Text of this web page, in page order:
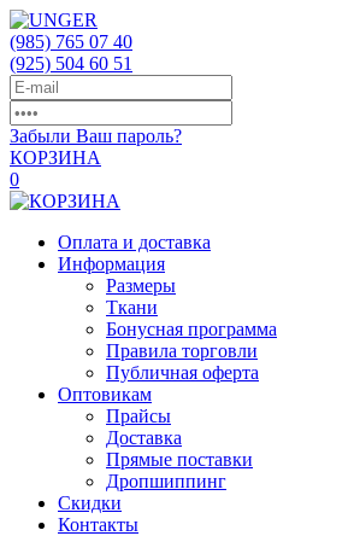
(985) 765 07 40
(925) 504 60 51
Забыли Ваш пароль?
КОРЗИНА
0
Оплата и доставка
Информация
Размеры
Ткани
Бонусная программа
Правила торговли
Публичная оферта
Оптовикам
Прайсы
Доставка
Прямые поставки
Дропшиппинг
Скидки
Контакты